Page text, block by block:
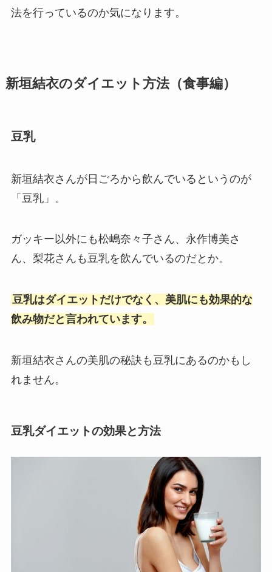
法を行っているのか気になります。
新垣結衣のダイエット方法（食事編）
豆乳
新垣結衣さんが日ごろから飲んでいるというのが
「豆乳」。
ガッキー以外にも松嶋奈々子さん、永作博美さ
ん、梨花さんも豆乳を飲んでいるのだとか。
豆乳はダイエットだけでなく、美肌にも効果的な
飲み物だと言われています。
新垣結衣さんの美肌の秘訣も豆乳にあるのかもし
れません。
豆乳ダイエットの効果と方法